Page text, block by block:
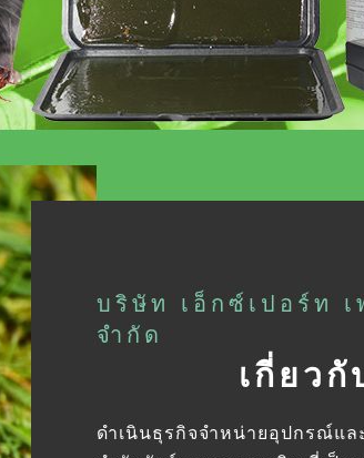
บริษัท เอ็กซ์เปอร์ท
จำกัด
เกี่ยวกั
ดำเนินธุรกิจจำหน่ายอุปกรณ์แ